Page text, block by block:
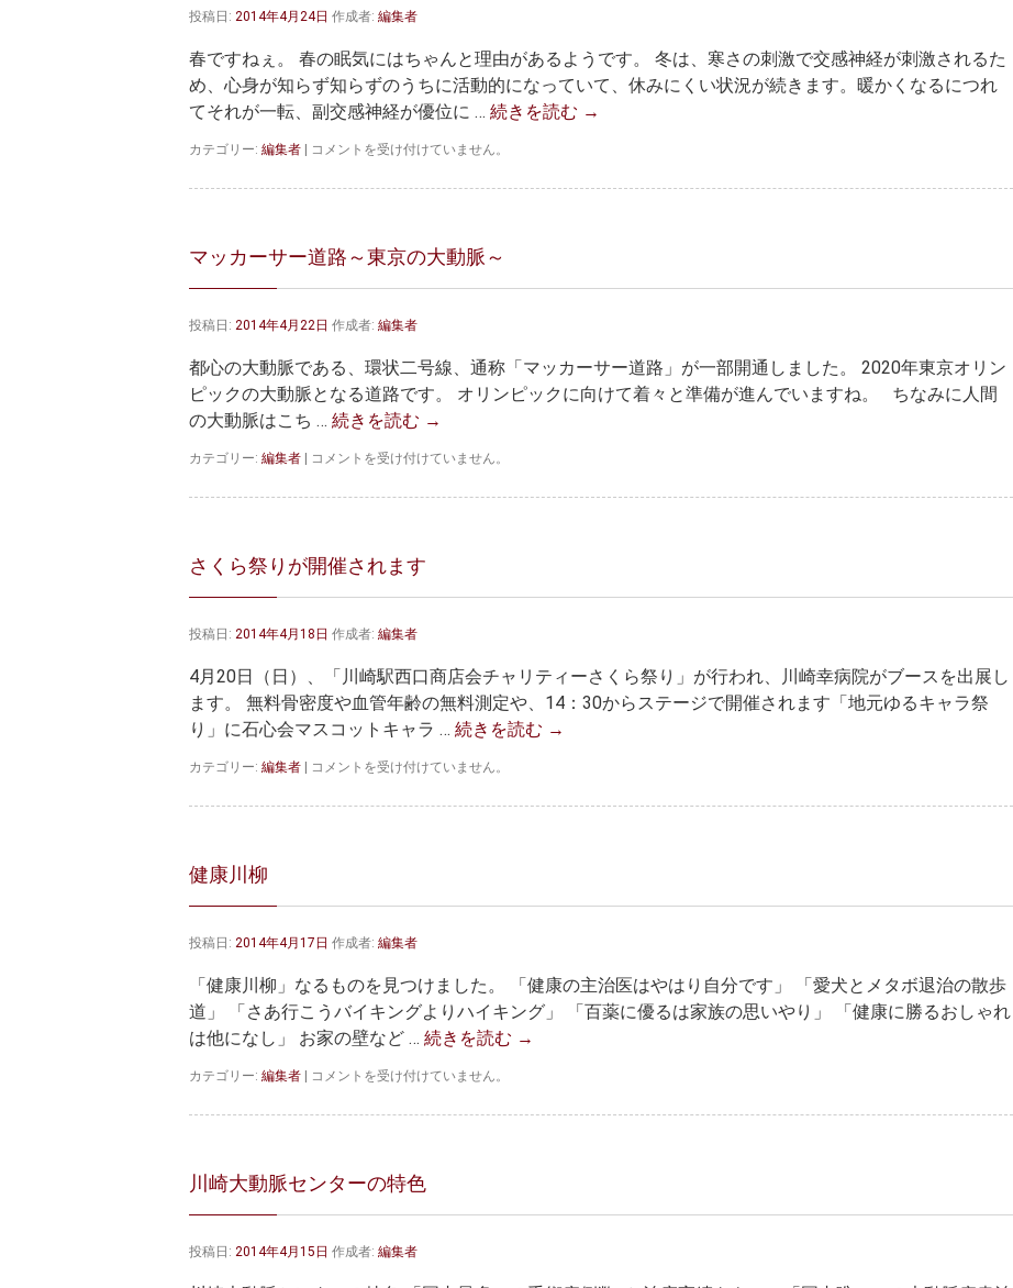
し
は
投稿日: 2014年4月24日 作成者: 編集者
春ですねぇ。 春の眠気にはちゃんと理由があるようです。 冬は、寒さの刺激で交感神経が刺激されるた
め、心身が知らず知らずのうちに活動的になっていて、休みにくい状況が続きます。暖かくなるにつれ
てそれが一転、副交感神経が優位に … 続きを読む →
カテゴリー: 編集者
な
春
く
な
る？
コメントを受け付けていません。
マッカーサー道路～東京の大動脈～
投稿日: 2014年4月22日 作成者: 編集者
都心の大動脈である、環状二号線、通称「マッカーサー道路」が一部開通しました。 2020年東京オリン
ピックの大動脈となる道路です。 オリンピックに向けて着々と準備が進んでいますね。 ちなみに人間
の大動脈はこち … 続きを読む →
カテゴリー: 編集者
マ
カ
ー
道
路
東
大
動
脈
は
コメントを受け付けていません。
さくら祭りが開催されます
投稿日: 2014年4月18日 作成者: 編集者
4月20日（日）、「川崎駅西口商店会チャリティーさくら祭り」が行われ、川崎幸病院がブースを出展し
ます。 無料骨密度や血管年齢の無料測定や、14：30からステージで開催されます「地元ゆるキャラ祭
り」に石心会マスコットキャラ … 続きを読む →
カテゴリー: 編集者
さ
ら
催
れ
す
は
コメントを受け付けていません。
健康川柳
投稿日: 2014年4月17日 作成者: 編集者
「健康川柳」なるものを見つけました。 「健康の主治医はやはり自分です」 「愛犬とメタボ退治の散歩
道」 「さあ行こうバイキングよりハイキング」 「百薬に優るは家族の思いやり」 「健康に勝るおしゃれ
は他になし」 お家の壁など … 続きを読む →
カテゴリー: 編集者
健
川
コメントを受け付けていません。
川崎大動脈センターの特色
投稿日: 2014年4月15日 作成者: 編集者